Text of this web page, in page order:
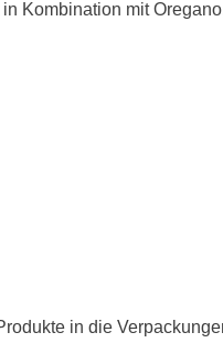
Kombination mit
in die